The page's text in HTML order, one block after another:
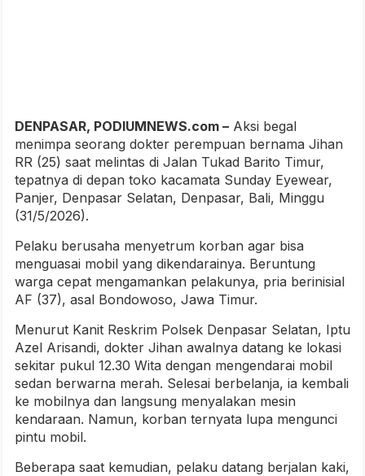
DENPASAR, PODIUMNEWS.com – Aksi begal
menimpa seorang dokter perempuan bernama Jihan
RR (25) saat melintas di Jalan Tukad Barito Timur,
tepatnya di depan toko kacamata Sunday Eyewear,
Panjer, Denpasar Selatan, Denpasar, Bali, Minggu
(31/5/2026).
Pelaku berusaha menyetrum korban agar bisa
menguasai mobil yang dikendarainya. Beruntung
warga cepat mengamankan pelakunya, pria berinisial
AF (37), asal Bondowoso, Jawa Timur.
Menurut Kanit Reskrim Polsek Denpasar Selatan, Iptu
Azel Arisandi, dokter Jihan awalnya datang ke lokasi
sekitar pukul 12.30 Wita dengan mengendarai mobil
sedan berwarna merah. Selesai berbelanja, ia kembali
ke mobilnya dan langsung menyalakan mesin
kendaraan. Namun, korban ternyata lupa mengunci
pintu mobil.
Beberapa saat kemudian, pelaku datang berjalan kaki,